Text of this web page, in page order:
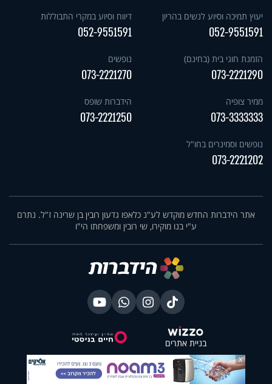
יעוץ תמיכה וסיוע לנשים בהריון
052-9551591
דיווח וסיוע במקרי התבוללות
052-9551591
הזמנת חוגי בית (בחינם)
073-2221290
נופשים
073-2221270
ממיר צופיה
073-3333333
הידברות שופס
073-2221250
נופשים וסמינרים בחו"ל
073-2221202
אתר הידברות החדש מוקדש לע"נ כלאפו גדעון רובין בן שרינה ז"ל. נתרם
ע"י בנו מוקירו, שי רובין ומשפחתו הי"ו
בניית אתרים
X